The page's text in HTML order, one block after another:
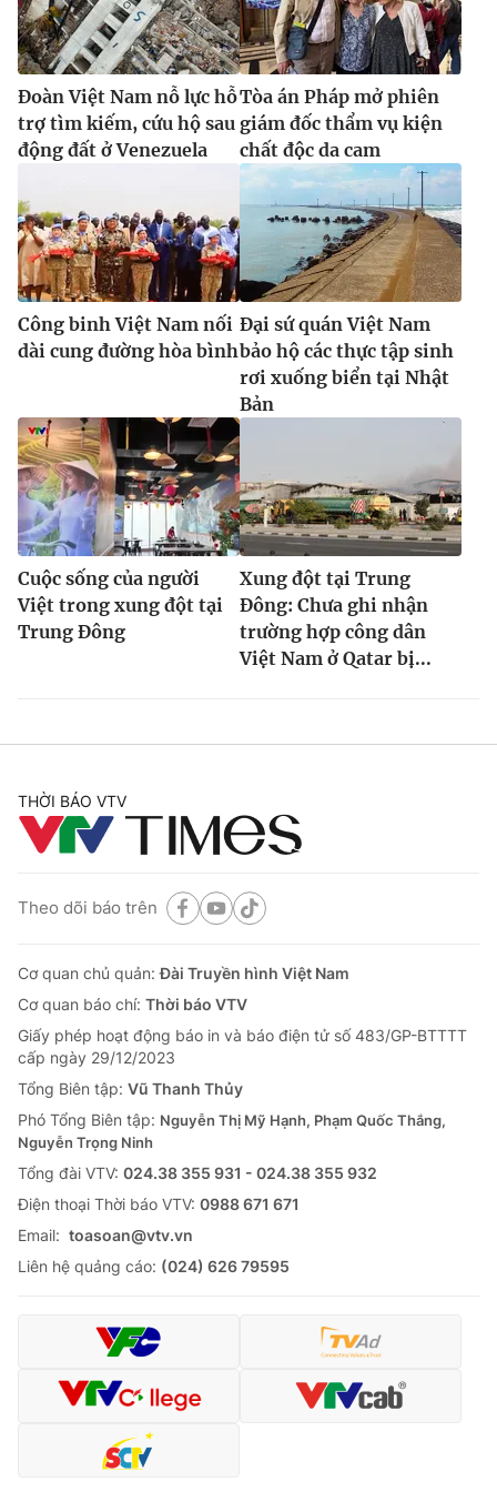
Đoàn Việt Nam nỗ lực hỗ
trợ tìm kiếm, cứu hộ sau
động đất ở Venezuela
Tòa án Pháp mở phiên
giám đốc thẩm vụ kiện
chất độc da cam
Công binh Việt Nam nối
dài cung đường hòa bình
Đại sứ quán Việt Nam
bảo hộ các thực tập sinh
rơi xuống biển tại Nhật
Bản
Cuộc sống của người
Việt trong xung đột tại
Trung Đông
Xung đột tại Trung
Đông: Chưa ghi nhận
trường hợp công dân
Việt Nam ở Qatar bị...
THỜI BÁO VTV
Theo dõi báo trên
Cơ quan chủ quản:Đài Truyền hình Việt Nam
Cơ quan báo chí: Thời báo VTV
Giấy phép hoạt động báo in và báo điện tử số 483/GP-BTTTT
cấp ngày 29/12/2023
Tổng Biên tập: Vũ Thanh Thủy
Phó Tổng Biên tập: Nguyễn Thị Mỹ Hạnh, Phạm Quốc Thắng,
Nguyễn Trọng Ninh
Tổng đài VTV: 024.38 355 931 - 024.38 355 932
Ðiện thoại Thời báo VTV: 0988 671 671
Email: toasoan@vtv.vn
Liên hệ quảng cáo: (024) 626 79595